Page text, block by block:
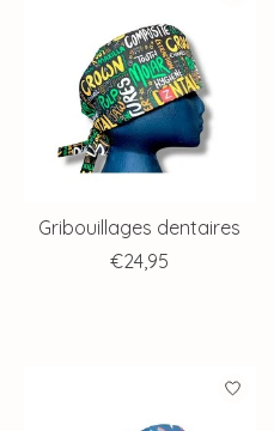
Gribouillages dentaires
€24,95